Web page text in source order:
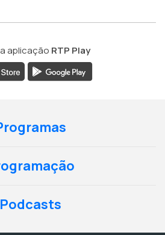
aplicação RTP Play
Podcasts